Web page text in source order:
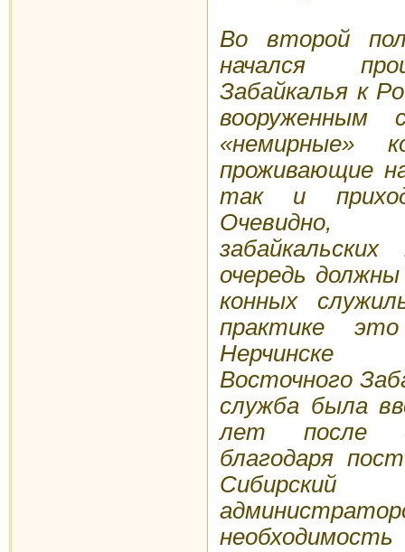
Во второй
начался
Забайкалья к
вооруженным
«немирные»
проживающие
так и
очередь
конных
практике
Нерчинске
Восточного
служба была
лет после
благодаря